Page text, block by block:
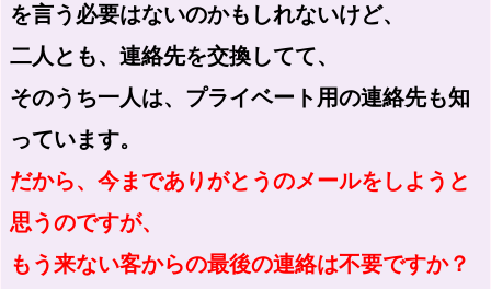
を言う必要はないのかもしれないけど、
二人とも、連絡先を交換してて、
そのうち一人は、プライベート用の連絡先も知
っています。
だから、今までありがとうのメールをしようと
思うのですが、
もう来ない客からの最後の連絡は不要ですか？